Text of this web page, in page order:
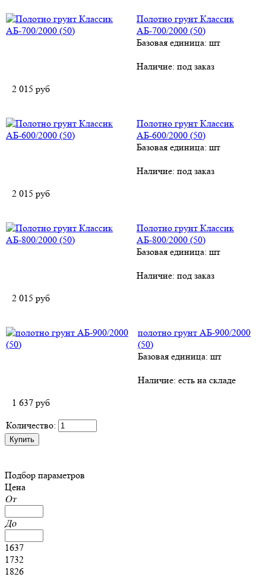
Полотно грунт Классик
АБ-700/2000 (50)
Базовая единица: шт
Наличие: под заказ
2 015 руб
Полотно грунт Классик
АБ-600/2000 (50)
Базовая единица: шт
Наличие: под заказ
2 015 руб
Полотно грунт Классик
АБ-800/2000 (50)
Базовая единица: шт
Наличие: под заказ
2 015 руб
полотно грунт АБ-900/2000
(50)
Базовая единица: шт
Наличие: есть на складе
1 637 руб
Количество:
Подбор параметров
Цена
От
До
1637
1732
1826